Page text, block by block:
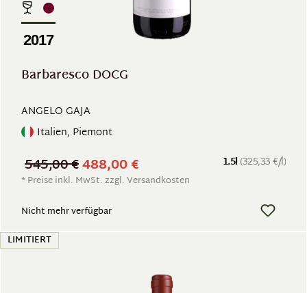
2017
Barbaresco DOCG
ANGELO GAJA
Italien, Piemont
1.5l (325,33 €/l)
488,00 €
545,00 €
* Preise inkl. MwSt. zzgl. Versandkosten
Nicht mehr verfügbar
LIMITIERT